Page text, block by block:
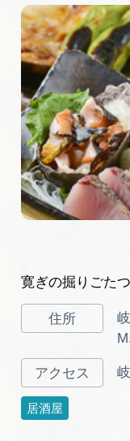
寛ぎの掘りごた
居酒屋